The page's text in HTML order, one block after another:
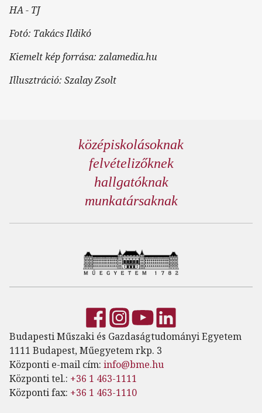
HA - TJ
Fotó: Takács Ildikó
Kiemelt kép forrása: zalamedia.hu
Illusztráció: Szalay Zsolt
középiskolásoknak
felvételizőknek
hallgatóknak
munkatársaknak
Budapesti Műszaki és Gazdaságtudományi Egyetem
1111 Budapest, Műegyetem rkp. 3
Központi e-mail cím: info@bme.hu
Központi tel.: +36 1 463-1111
Központi fax: +36 1 463-1110